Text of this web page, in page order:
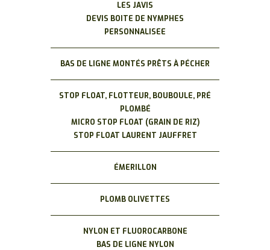
LES JAVIS
DEVIS BOITE DE NYMPHES
PERSONNALISEE
BAS DE LIGNE MONTÉS PRÊTS À PÉCHER
STOP FLOAT, FLOTTEUR, BOUBOULE, PRÉ
PLOMBÉ
MICRO STOP FLOAT (GRAIN DE RIZ)
STOP FLOAT LAURENT JAUFFRET
ÉMERILLON
PLOMB OLIVETTES
NYLON ET FLUOROCARBONE
BAS DE LIGNE NYLON